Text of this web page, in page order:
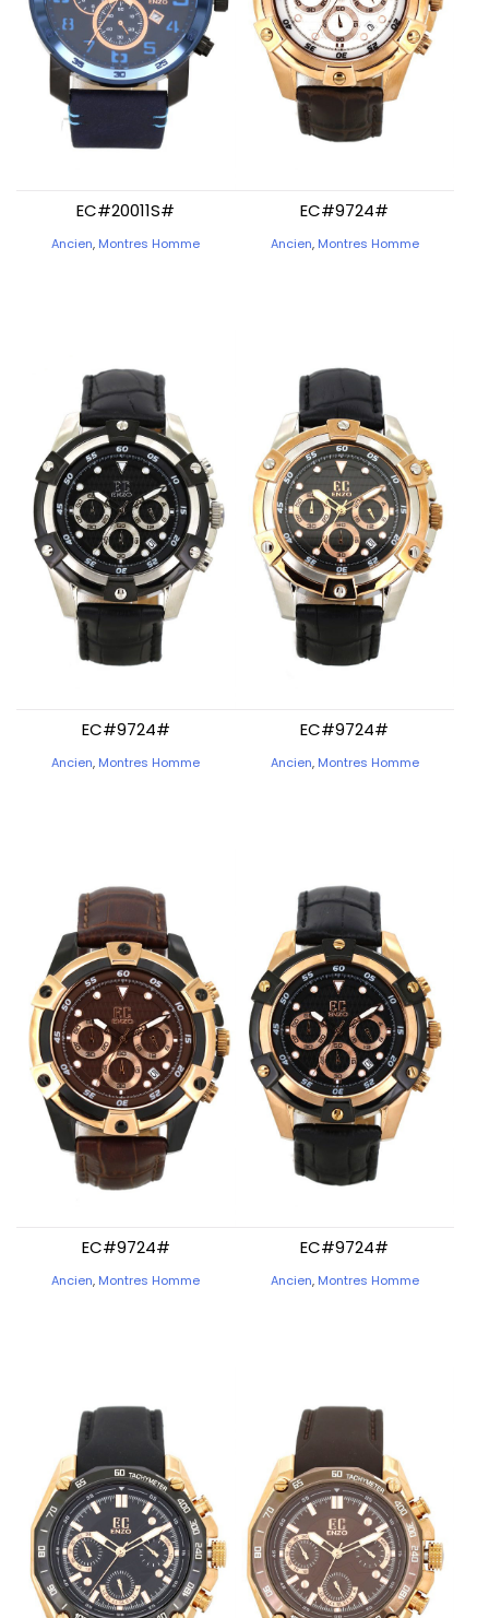
EC#20011S#
Ancien, Montres Homme
EC#9724#
Ancien, Montres Homme
EC#9724#
Ancien, Montres Homme
EC#9724#
Ancien, Montres Homme
EC#9724#
Ancien, Montres Homme
EC#9724#
Ancien, Montres Homme